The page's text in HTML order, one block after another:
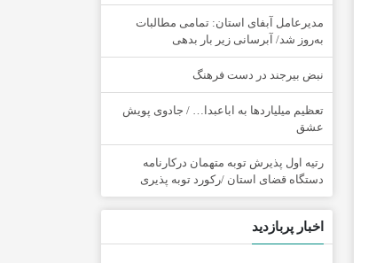
مدیرعامل آبفای استان: تمامی مطالبات
به‌روز شد/ آبرسانی زیر بار بدهی
نبض بیرجند در دست فرهنگ
تعظیم میلیاردها به اباعبدا… / جادوی پویش
عشق
رتیه اول پذیرش توبه متهمان درکارنامه
دستگاه قضای استان /رکورد توبه پذیری
اخبار پربازدید